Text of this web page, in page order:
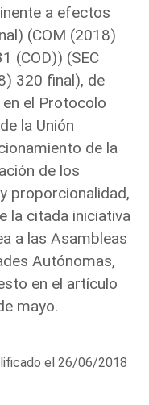
a efectos
(COM (2018)
(COD)) (SEC
320 final), de
el Protocolo
la Unión
de la
de los
proporcionalidad,
la citada iniciativa
a las Asambleas
Autónomas,
en el artículo
mayo.
el 26/06/2018